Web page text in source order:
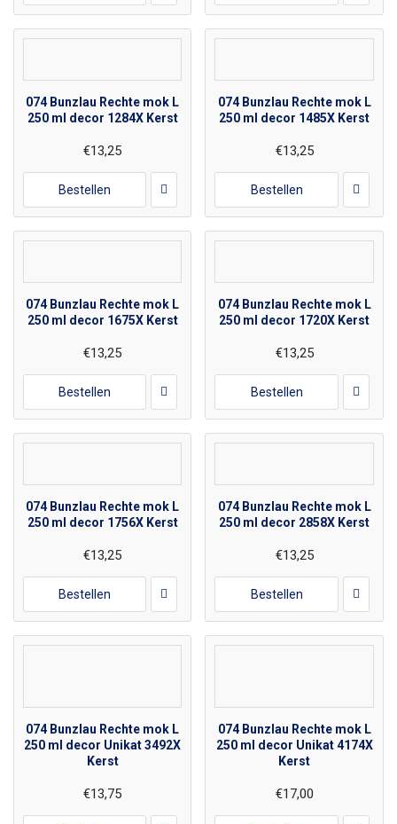
074 Bunzlau Rechte mok L
250 ml decor 1284X Kerst
€13,25
Bestellen
074 Bunzlau Rechte mok L
250 ml decor 1485X Kerst
€13,25
Bestellen
074 Bunzlau Rechte mok L
250 ml decor 1675X Kerst
€13,25
Bestellen
074 Bunzlau Rechte mok L
250 ml decor 1720X Kerst
€13,25
Bestellen
074 Bunzlau Rechte mok L
250 ml decor 1756X Kerst
€13,25
Bestellen
074 Bunzlau Rechte mok L
250 ml decor 2858X Kerst
€13,25
Bestellen
074 Bunzlau Rechte mok L
250 ml decor Unikat 3492X
Kerst
€13,75
074 Bunzlau Rechte mok L
250 ml decor Unikat 4174X
Kerst
€17,00